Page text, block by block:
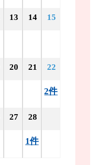
13 14 15
20 21 22
2件
27 28
1件